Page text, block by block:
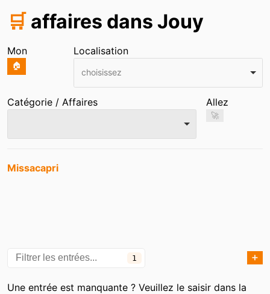
🛒 affaires dans Jouy
Mon
🏠
Localisation
choisissez
Catégorie / Affaires Allez
🚀
Entrées
Missacapri
1 ➕
Catégories
Une entrée est manquante ? Veuillez le saisir dans la